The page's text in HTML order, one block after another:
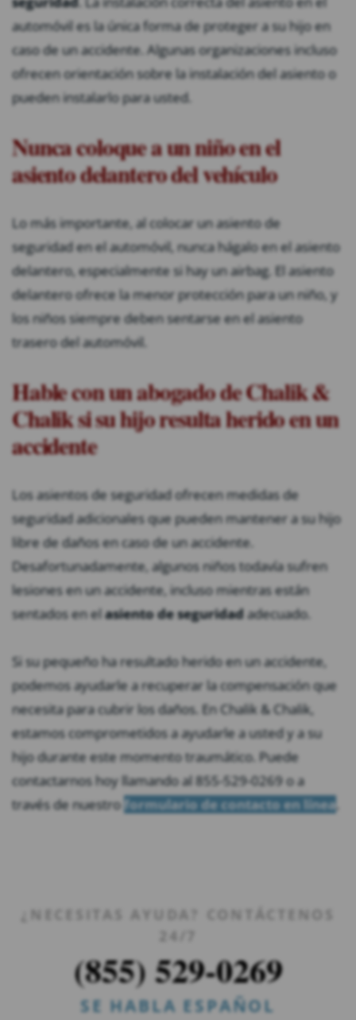
automóvil es la única forma de proteger a su hijo en
caso de un accidente. Algunas organizaciones incluso
ofrecen orientación sobre la instalación del asiento o
pueden instalarlo para usted.
Nunca coloque a un niño en el
asiento delantero del vehículo
Lo más importante, al colocar un asiento de
seguridad en el automóvil, nunca hágalo en el asiento
delantero, especialmente si hay un airbag. El asiento
delantero ofrece la menor protección para un niño, y
los niños siempre deben sentarse en el asiento
trasero del automóvil.
Hable con un abogado de Chalik &
Chalik si su hijo resulta herido en un
accidente
Los asientos de seguridad ofrecen medidas de
seguridad adicionales que pueden mantener a su hijo
libre de daños en caso de un accidente.
Desafortunadamente, algunos niños todavía sufren
lesiones en un accidente, incluso mientras están
sentados en elasiento de seguridadadecuado.
Si su pequeño ha resultado herido en un accidente,
podemos ayudarle a recuperar la compensación que
necesita para cubrir los daños. En Chalik & Chalik,
estamos comprometidos a ayudarle a usted y a su
hijo durante este momento traumático. Puede
contactarnos hoy llamando al 855-529-0269 o a
través de nuestro formulario de contacto en línea
¿NECESITAS AYUDA? CONTÁCTENOS
24/7
(855) 529-0269
SE HABLA ESPAÑOL